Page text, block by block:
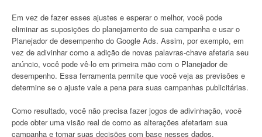
Em vez de fazer esses ajustes e esperar o melhor, você pode
eliminar as suposições do planejamento de sua campanha e usar o
Planejador de desempenho do Google Ads. Assim, por exemplo, em
vez de adivinhar como a adição de novas palavras-chave afetaria seu
anúncio, você pode vê-lo em primeira mão com o Planejador de
desempenho. Essa ferramenta permite que você veja as previsões e
determine se o ajuste vale a pena para suas campanhas publicitárias.
Como resultado, você não precisa fazer jogos de adivinhação, você
pode obter uma visão real de como as alterações afetariam sua
campanha e tomar suas decisões com base nesses dados.